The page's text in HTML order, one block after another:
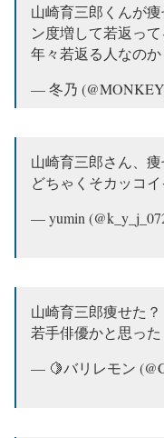
山崎育三郎くんが
ン度増して若返っ
年々若返る人なの
— 冬乃
山崎育三郎さん、痩
どちゃくそカッコイ
— yumin
山崎育三郎痩せた？
若手俳優かと思った
— 🍋バリレモン